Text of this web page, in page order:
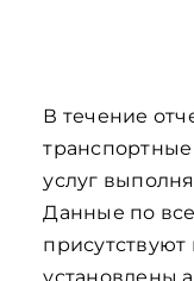
В течение
услуг
Данные по